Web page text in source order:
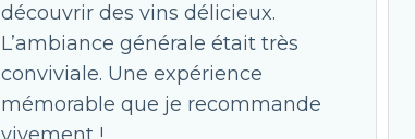
découvrir des vins délicieux.
L’ambiance générale était très
conviviale. Une expérience
mémorable que je recommande